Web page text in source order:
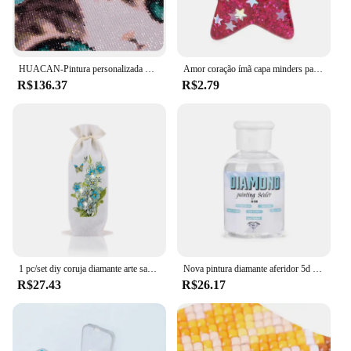
R$136.37
Amor coração ímã capa minders para 5d diy diamante bordado acessórios lona película protetora ferramenta de fixação i2d2
R$2.79
R$27.43 R$26.17